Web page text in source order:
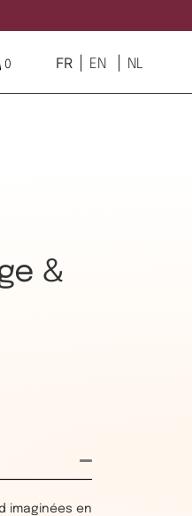
0 FR EN NL
&
imaginées en